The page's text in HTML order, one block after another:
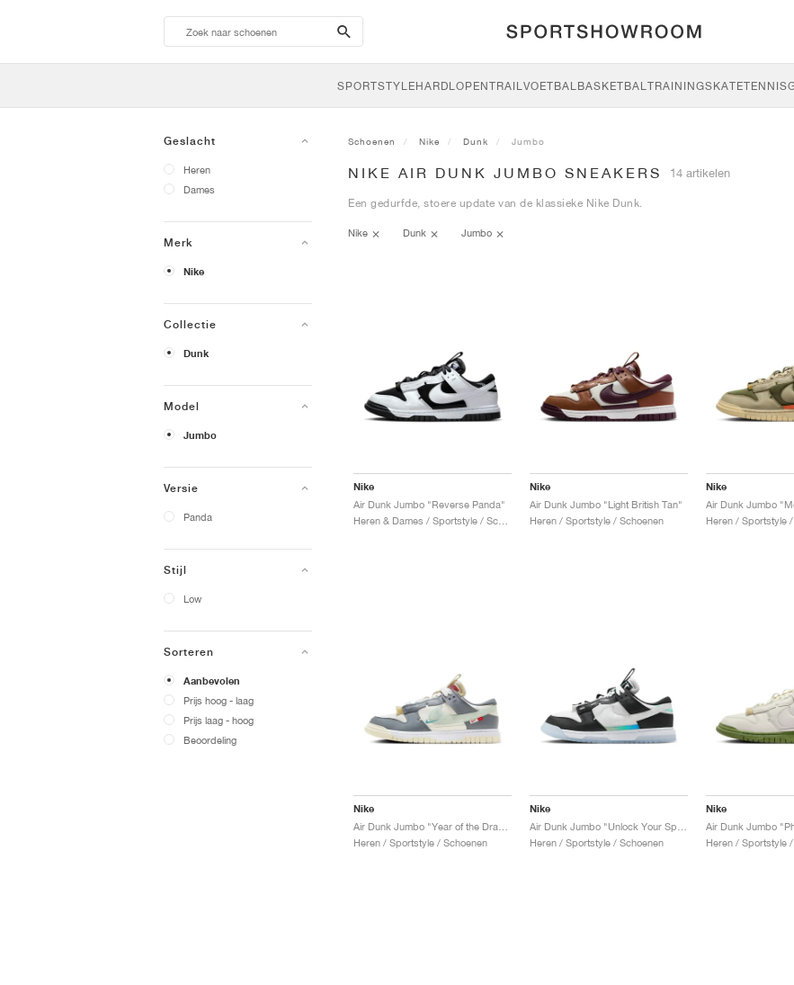
search-
btn
SPORTSTYLEHARDLOPENTRAILVOETBALBASKETBALTRAININGSKATETENNIS
Geslacht
Heren
Dames
Merk
Nike
Collectie
Dunk
Model
Jumbo
Versie
Panda
Stijl
Low
Sorteren
Aanbevolen
Prijs hoog - laag
Prijs laag - hoog
Beoordeling
Schoenen Nike Dunk Jumbo
NIKE AIR DUNK JUMBO SNEAKERS 14 artikelen
Een gedurfde, stoere update van de klassieke Nike Dunk.
Nike Dunk Jumbo
Nike
Air Dunk Jumbo "Reverse Panda"
Nike
Air Dunk Jumbo "Light British Tan"
Heren / Sportstyle / Schoenen
Nike
Air Dunk Jumbo
Heren / Sportstyle
Nike
Heren / Sportstyle / Schoenen
Nike
Heren / Sportstyle / Schoenen
Nike
Heren / Sportstyle